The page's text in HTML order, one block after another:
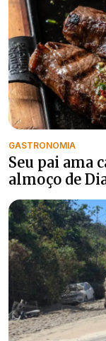
GASTRONOMIA
Seu pai ama
almoço de